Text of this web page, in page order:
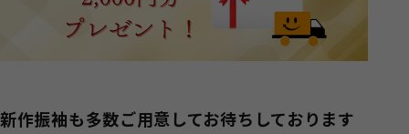
新作振袖も多数ご用意してお待ちしております